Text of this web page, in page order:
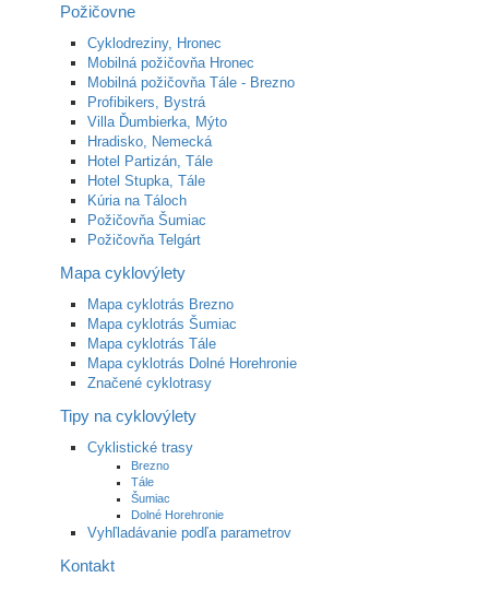
Požičovne
Cyklodreziny, Hronec
Mobilná požičovňa Hronec
Mobilná požičovňa Tále - Brezno
Profibikers, Bystrá
Villa Ďumbierka, Mýto
Hradisko, Nemecká
Hotel Partizán, Tále
Hotel Stupka, Tále
Kúria na Táloch
Požičovňa Šumiac
Požičovňa Telgárt
Mapa cyklovýlety
Mapa cyklotrás Brezno
Mapa cyklotrás Šumiac
Mapa cyklotrás Tále
Mapa cyklotrás Dolné Horehronie
Značené cyklotrasy
Tipy na cyklovýlety
Cyklistické trasy
Brezno
Tále
Šumiac
Dolné Horehronie
Vyhľladávanie podľa parametrov
Kontakt